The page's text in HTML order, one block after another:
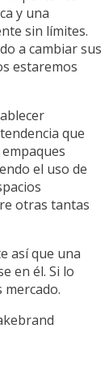
y una
sin límites.
a cambiar sus
estaremos
que
el uso de
otras tantas
así que una
en él. Si lo
mercado.